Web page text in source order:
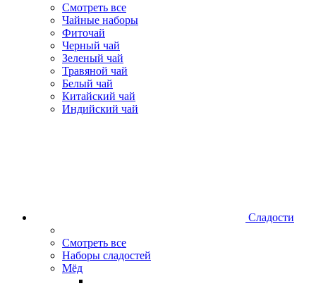
Смотреть все
Чайные наборы
Фиточай
Черный чай
Зеленый чай
Травяной чай
Белый чай
Китайский чай
Индийский чай
Сладости
Смотреть все
Наборы сладостей
Мёд